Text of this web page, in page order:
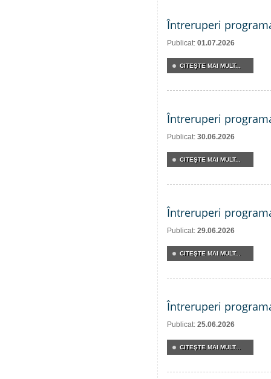
Întreruperi
Publicat: 01.07.2026
CITEŞTE MAI MULT...
Întreruperi
Publicat: 30.06.2026
CITEŞTE MAI MULT...
Întreruperi
Publicat: 29.06.2026
CITEŞTE MAI MULT...
Întreruperi
Publicat: 25.06.2026
CITEŞTE MAI MULT...